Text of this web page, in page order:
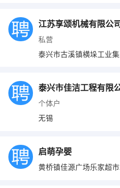
江苏享颂机械有限公司
私营
泰兴市古溪镇横垛工业
泰兴市佳洁工程有限
个体户
无锡
启萌孕婴
黄桥镇佳源广场乐家超